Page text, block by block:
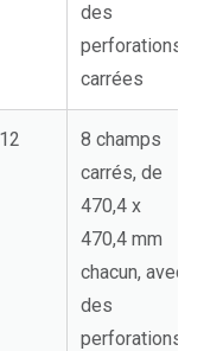
des
perforations
carrées
8 champs
carrés, de
470,4 x
470,4 mm
chacun, avec
des
perforations